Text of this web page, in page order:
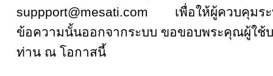
suppport@mesati.com เพื่อให้ผู้ควบคุมระ
ข้อความนั้นออกจากระบบ ขอขอบพระคุณผู้ใช้
ท่าน ณ โอกาสนี้